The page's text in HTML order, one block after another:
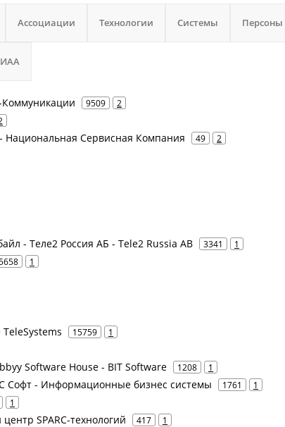
Ассоциации Технологии Системы Персоны
ИАА
9509 2
Национальная Сервисная Компания 49 2
- Теле2 Россия АБ - Tele2 Russia AB 3341 1
5658 1
15759 1
Software House - BIT Software 1208 1
Софт - Информационные бизнес системы 1761 1
1
SPARC-технологий 417 1